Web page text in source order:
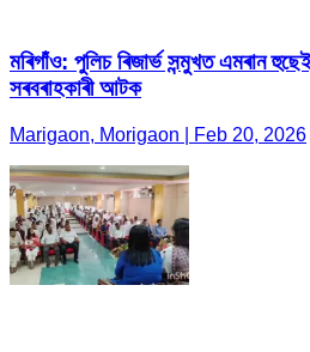
মৰিগাঁও: পুলিচ ৰিজাৰ্ভ সন্মুখত এমৰান
সৰবৰাহকাৰী আটক
Marigaon, Morigaon | Feb 20, 2026